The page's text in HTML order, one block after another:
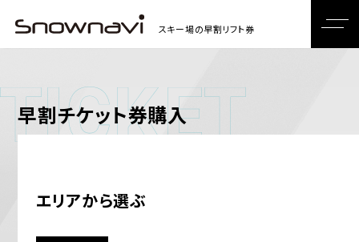
早割チケット券購入
エリアから選ぶ